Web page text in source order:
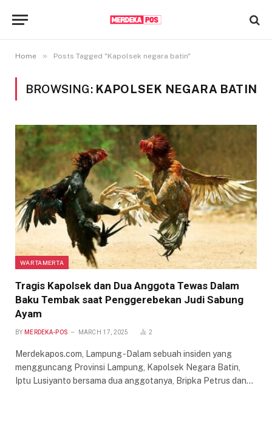
Home » Posts Tagged "Kapolsek negara batin"
BROWSING: KAPOLSEK NEGARA BATIN
WARTAMERTA
Tragis Kapolsek dan Dua Anggota Tewas Dalam
Baku Tembak saat Penggerebekan Judi Sabung
Ayam
BY MERDEKA-POS MARCH 17, 2025 2
Merdekapos.com, Lampung -Dalam sebuah insiden yang
mengguncang Provinsi Lampung, Kapolsek Negara Batin,
Iptu Lusiyanto bersama dua anggotanya, Bripka Petrus dan…